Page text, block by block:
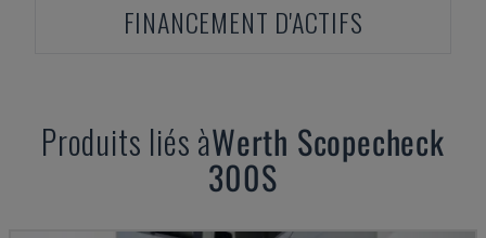
FINANCEMENT D'ACTIFS
Produits liés àWerth Scopecheck
300S